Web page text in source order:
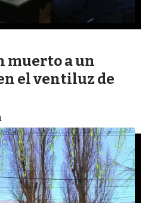
muerto a un
el ventiluz de